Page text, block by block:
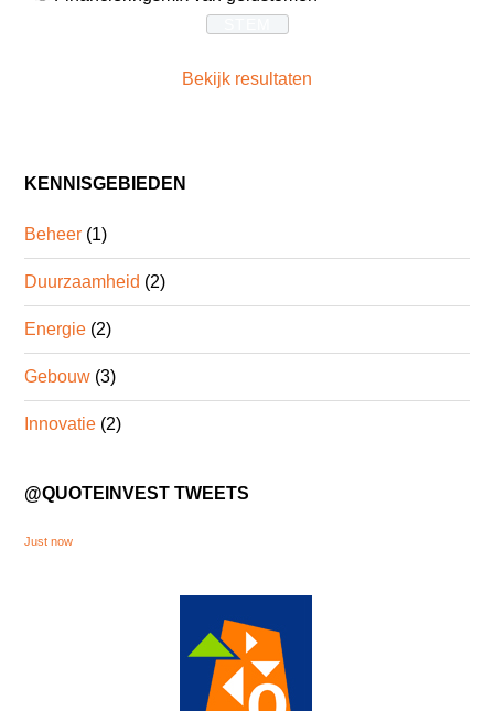
Bekijk resultaten
KENNISGEBIEDEN
Beheer (1)
Duurzaamheid (2)
Energie (2)
Gebouw (3)
Innovatie (2)
@QUOTEINVEST TWEETS
Just now